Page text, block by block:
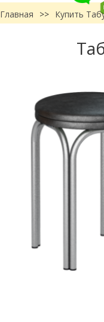
Главная
>> Купить